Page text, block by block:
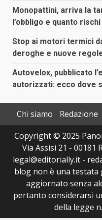
Monopattini, arriva la
l’obbligo e quanto
Stop ai motori termici
deroghe e nuove
Autovelox, pubblicato
autorizzati: ecco dove
Chi siamo Redazione
Copyright © 2025
Via Assisi 21 - 00181
legal@editorially.it -
blog non è una testata
aggiornato senza
pertanto considerarsi
della legge